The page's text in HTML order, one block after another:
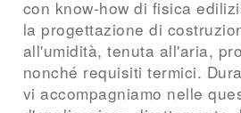
con know-how di fisica
la progettazione di
all'umidità, tenuta all'aria,
nonché requisiti termici.
vi accompagniamo nelle